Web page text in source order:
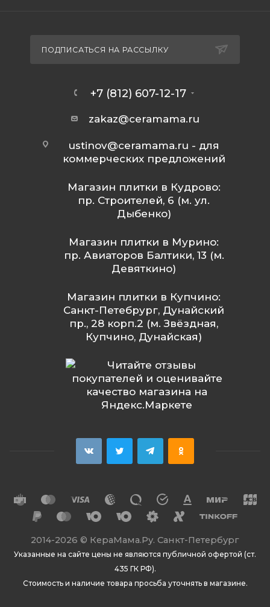
ПОДПИСАТЬСЯ НА РАССЫЛКУ
+7 (812) 607-12-17
zakaz@ceramama.ru
ustinov@ceramama.ru - для
коммерческих предложений
Магазин плитки в Кудрово:
пр. Строителей, 6 (м. ул.
Дыбенко)
Магазин плитки в Мурино:
пр. Авиаторов Балтики, 13 (м.
Девяткино)
Магазин плитки в Купчино:
Санкт-Петебрург, Дунайский
пр., 28 корп.2 (м. Звёздная,
Купчино, Дунайская)
2014-2026 © КераМама.Ру. Санкт-Петербург
Указанные на сайте цены не являются публичной офертой (ст.
435 ГК РФ).
Стоимость и наличие товара просьба уточнять в магазине.